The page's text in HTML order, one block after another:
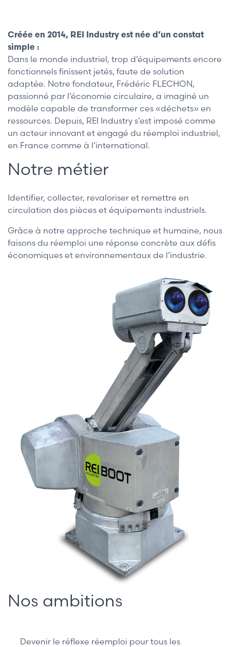
Créée en 2014, REI Industry est née d’un constat
simple :
Dans le monde industriel, trop d’équipements encore
fonctionnels finissent jetés, faute de solution
adaptée. Notre fondateur, Frédéric FLECHON,
passionné par l’économie circulaire, a imaginé un
modèle capable de transformer ces «déchets» en
ressources. Depuis, REI Industry s’est imposé comme
un acteur innovant et engagé du réemploi industriel,
en France comme à l’international.
Notre métier
Identifier, collecter, revaloriser et remettre en
circulation des pièces et équipements industriels.
Grâce à notre approche technique et humaine, nous
faisons du réemploi une réponse concrète aux défis
économiques et environnementaux de l’industrie.
Nos ambitions
Devenir le réflexe réemploi pour tous les